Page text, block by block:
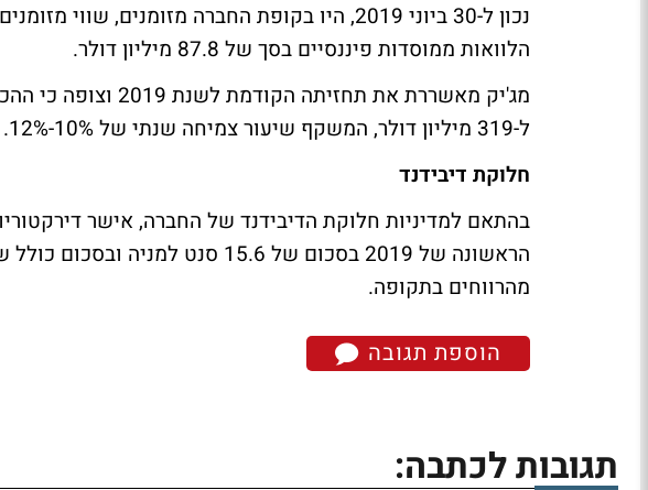
נכון ל-30 ביוני 2019, היו בקופת החברה מזומנים,
הלוואות ממוסדות פיננסיים בסך של 87.8 מיליון דולר.
ל-319 מיליון דולר, המשקף שיעור צמיחה שנתי של 10%-12%.
חלוקת דיבידנד
בהתאם למדיניות חלוקת הדיבידנד של החברה, אישר
מהרווחים בתקופה.
הוספת תגובה
תגובות לכתבה: